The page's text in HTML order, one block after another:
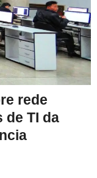
rede
de TI da